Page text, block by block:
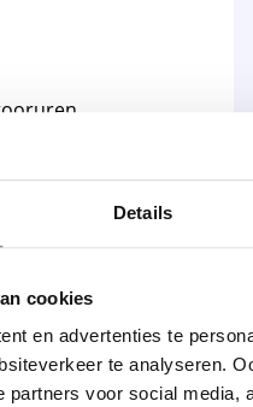
Details
cookies
en advertenties te
te analyseren.
partners voor social media,
van locaties.